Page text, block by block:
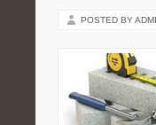
POSTED BY